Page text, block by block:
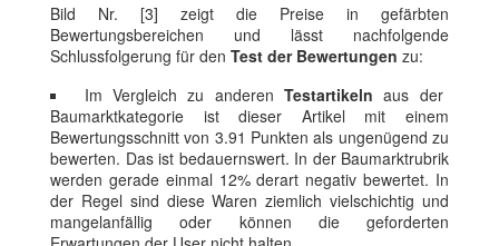
Bild Nr. [3] zeigt die Preise in gefärbten
Bewertungsbereichen und lässt nachfolgende
Schlussfolgerung für den Test der Bewertungen zu:
Im Vergleich zu anderenTestartikeln aus der
Baumarktkategorie ist dieser Artikel mit einem
Bewertungsschnitt von 3.91 Punkten als ungenügend zu
bewerten. Das ist bedauernswert. In der Baumarktrubrik
werden gerade einmal 12% derart negativ bewertet. In
der Regel sind diese Waren ziemlich vielschichtig und
mangelanfällig oder können die geforderten